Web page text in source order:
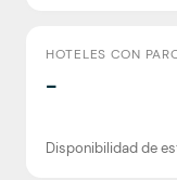
HOTELES CON
-
Disponibilidad de